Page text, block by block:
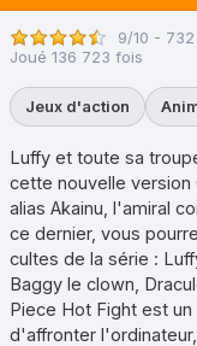
9/10 -
Joué 136 723 fois
Jeux d'action
Luffy et toute sa
cette nouvelle version
alias Akainu, l'amiral
ce dernier, vous
cultes de la série :
Baggy le clown,
Piece Hot Fight est
d'affronter